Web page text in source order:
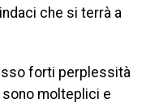
che si terrà a
forti perplessità
sono molteplici e